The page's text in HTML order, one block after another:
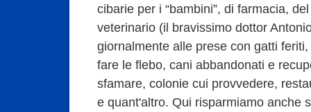
cibarie per i “bambini”, di farmacia,
veterinario (il bravissimo dottor
giornalmente alle prese con gatti
fare le flebo, cani abbandonati e
sfamare, colonie cui provvedere,
e quant'altro. Qui risparmiamo anche